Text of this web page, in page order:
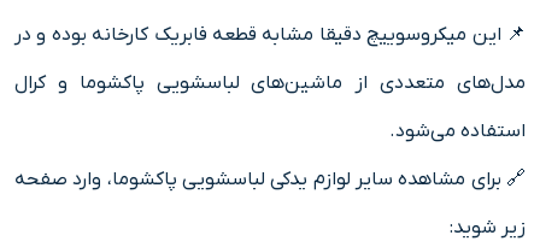
📌 این میکروسوییچ دقیقا مشابه قطعه فابریک کارخانه بوده و در
مدل‌های متعددی از ماشین‌های لباسشویی پاکشوما و کرال
استفاده می‌شود.
🔗 برای مشاهده سایر لوازم یدکی لباسشویی پاکشوما، وارد صفحه
زیر شوید: